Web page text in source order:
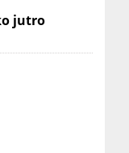
jutro